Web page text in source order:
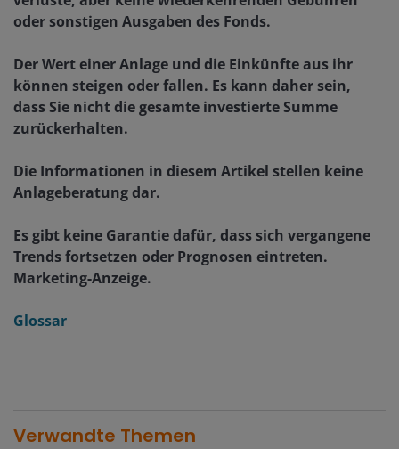
oder sonstigen Ausgaben des Fonds.
Der Wert einer Anlage und die Einkünfte aus ihr
können steigen oder fallen. Es kann daher sein,
dass Sie nicht die gesamte investierte Summe
zurückerhalten.
Die Informationen in diesem Artikel stellen keine
Anlageberatung dar.
Es gibt keine Garantie dafür, dass sich vergangene
Trends fortsetzen oder Prognosen eintreten.
Marketing-Anzeige.
Glossar
Verwandte Themen